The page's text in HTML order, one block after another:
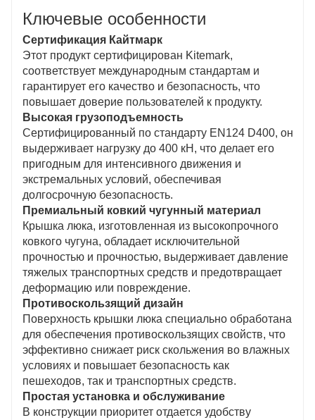
промышленные объекты.
Экологически чистые материалы
Изготовленный с использованием экологически
чистых литейных материалов и процессов, он
соответствует принципам устойчивого развития,
сводя к минимуму воздействие на окружающую
среду во время использования и утилизации.
Эстетическая привлекательность
Современный дизайн обеспечивает баланс между
функциональностью и эстетикой, что позволяет
ему гармонично сочетаться с городской средой,
усиливая общий визуальный эффект.
Таможенные услуги
Доступны варианты индивидуальной настройки в
зависимости от требований заказчика, включая
размер, форму и обработку поверхности, для
удовлетворения конкретных потребностей
проекта.
Ключевые особенности
Сертификация Кайтмарк
Этот продукт сертифицирован Kitemark,
соответствует международным стандартам и
гарантирует его качество и безопасность, что
повышает доверие пользователей к продукту.
Высокая грузоподъемность
Сертифицированный по стандарту EN124 D400, он
выдерживает нагрузку до 400 кН, что делает его
пригодным для интенсивного движения и
экстремальных условий, обеспечивая
долгосрочную безопасность.
Премиальный ковкий чугунный материал
Крышка люка, изготовленная из высокопрочного
ковкого чугуна, обладает исключительной
прочностью и прочностью, выдерживает давление
тяжелых транспортных средств и предотвращает
деформацию или повреждение.
Противоскользящий дизайн
Поверхность крышки люка специально обработана
для обеспечения противоскользящих свойств, что
эффективно снижает риск скольжения во влажных
условиях и повышает безопасность как
пешеходов, так и транспортных средств.
Простая установка и обслуживание
В конструкции приоритет отдается удобству